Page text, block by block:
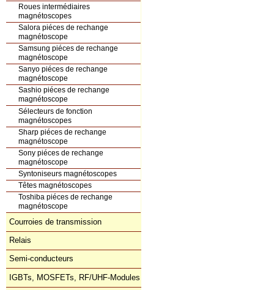
Roues intermédiaires
magnétoscopes
Salora piéces de rechange
magnétoscope
Samsung piéces de rechange
magnétoscope
Sanyo piéces de rechange
magnétoscope
Sashio piéces de rechange
magnétoscope
Sélecteurs de fonction
magnétoscopes
Sharp piéces de rechange
magnétoscope
Sony piéces de rechange
magnétoscope
Syntoniseurs magnétoscopes
Têtes magnétoscopes
Toshiba piéces de rechange
magnétoscope
Courroies de transmission
Relais
Semi-conducteurs
IGBTs, MOSFETs, RF/UHF-Modules